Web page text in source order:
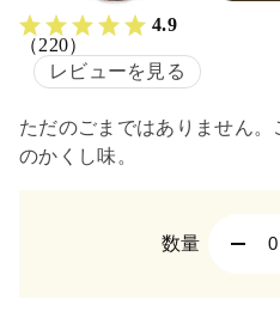
4.9
（220）
レビューを見る
ただのごまではありません
のかくし味。
数量